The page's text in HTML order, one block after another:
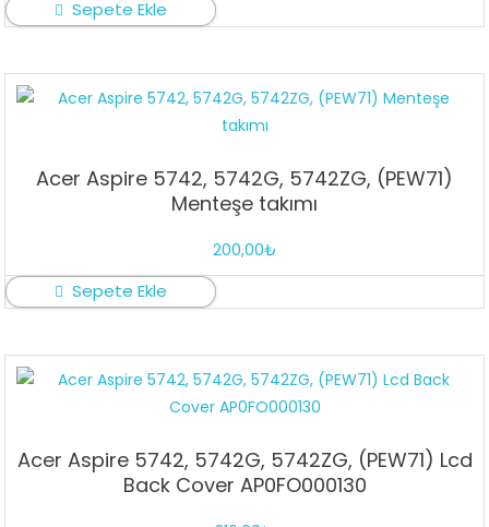
Sepete Ekle
Acer Aspire 5742, 5742G, 5742ZG, (PEW71)
Menteşe takımı
200,00₺
Sepete Ekle
Acer Aspire 5742, 5742G, 5742ZG, (PEW71) Lcd
Back Cover AP0FO000130